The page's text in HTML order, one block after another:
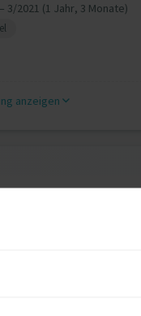
3/2021 (1 Jahr, 3 Monate)
anzeigen